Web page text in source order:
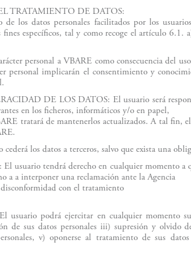
TRATAMIENTO DE DATOS:
los datos personales facilitados por los
específicos, tal y como recoge el artículo 6.1.
personal a VBARE como consecuencia del
personal implicarán el consentimiento y
DE LOS DATOS: El usuario será
en los ficheros, informáticos y/o en papel,
tratará de mantenerlos actualizados. A tal fin,
los datos a terceros, salvo que exista una
usuario tendrá derecho en cualquier momento a
a a interponer una reclamación ante la Agencia
con el tratamiento
podrá ejercitar en cualquier momento
de sus datos personales iii) supresión y olvido
v) oponerse al tratamiento de sus